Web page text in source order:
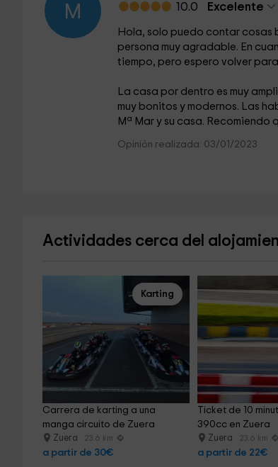
M 10.0 Excelente
Hola, solo puedo contar cosas
persona muy agradable. En
tiempo, pero espero volver
La casa por dentro es muy
muy bonitos y modernos. Las
Mª Mar y su casa. Recomiendo
Opinión realizada: 03/01/2023
Actividades cerca del
Karting
Carrera de karting a una
manga circuito de Zuera
Zuera 23.6 km
a partir de 30€
Ticket de 10
390cc en Zuera
Zuera 23.6 km
a partir de 22€